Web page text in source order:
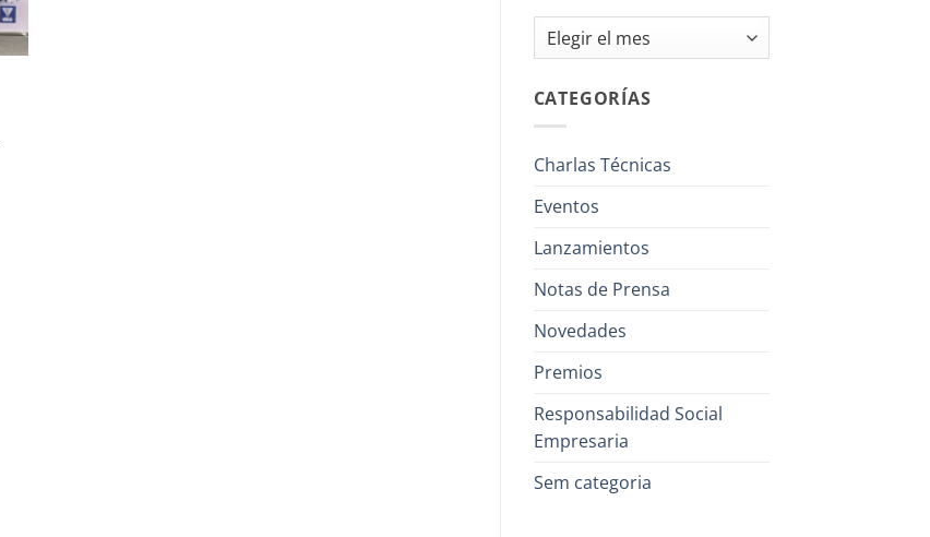
Archivos
CATEGORÍAS
Charlas Técnicas
Eventos
Lanzamientos
Notas de Prensa
Novedades
Premios
Responsabilidad Social
Empresaria
Sem categoria